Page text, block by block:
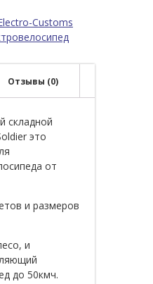
Customs
Отзывы (0)
складной
это
от
и размеров
и
до 50кмч.